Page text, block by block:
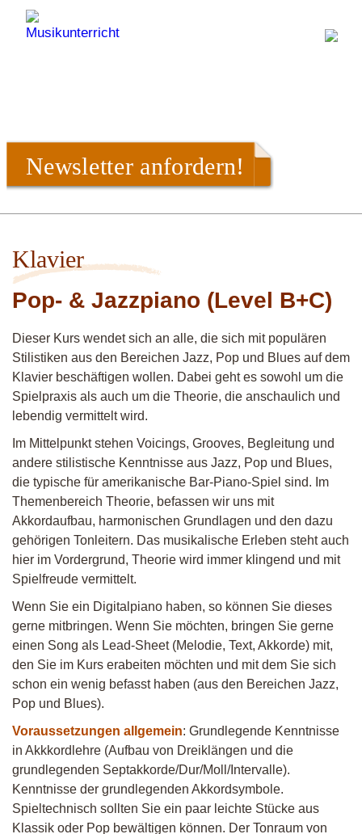
Newsletter anfordern!
Klavier
Pop- & Jazzpiano (Level B+C)
Dieser Kurs wendet sich an alle, die sich mit populären
Stilistiken aus den Bereichen Jazz, Pop und Blues auf dem
Klavier beschäftigen wollen. Dabei geht es sowohl um die
Spielpraxis als auch um die Theorie, die anschaulich und
lebendig vermittelt wird.
Im Mittelpunkt stehen Voicings, Grooves, Begleitung und
andere stilistische Kenntnisse aus Jazz, Pop und Blues,
die typische für amerikanische Bar-Piano-Spiel sind. Im
Themenbereich Theorie, befassen wir uns mit
Akkordaufbau, harmonischen Grundlagen und den dazu
gehörigen Tonleitern. Das musikalische Erleben steht auch
hier im Vordergrund, Theorie wird immer klingend und mit
Spielfreude vermittelt.
Wenn Sie ein Digitalpiano haben, so können Sie dieses
gerne mitbringen. Wenn Sie möchten, bringen Sie gerne
einen Song als Lead-Sheet (Melodie, Text, Akkorde) mit,
den Sie im Kurs erabeiten möchten und mit dem Sie sich
schon ein wenig befasst haben (aus den Bereichen Jazz,
Pop und Blues).
Voraussetzungen allgemein: Grundlegende Kenntnisse
in Akkkordlehre (Aufbau von Dreiklängen und die
grundlegenden Septakkorde/Dur/Moll/Intervalle).
Kenntnisse der grundlegenden Akkordsymbole.
Spieltechnisch sollten Sie ein paar leichte Stücke aus
Klassik oder Pop bewältigen können. Der Tonraum von